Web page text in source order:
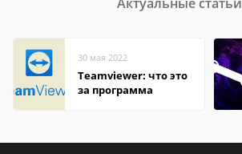
30 мая 2022
Teamviewer: что это
за программа